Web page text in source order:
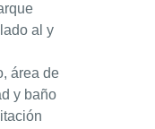
al y
área de
y baño